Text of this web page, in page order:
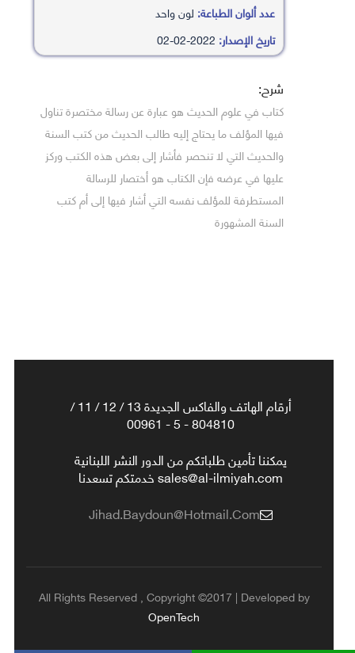
عدد ألوان الطباعة: لون واحد
تاريخ الإصدار:
شرح:
كتاب في علوم الحديث هو عبارة عن رسالة مختصرة تناول
فيها المؤلف ما يحتاج إليه طالب الحديث من كتب السنة
والحديث التي لا تنحصر فأشار إلى بعض هذه الكتب وركز
عليها في عرضه فإن الكتاب هو أختصار للرسالة
المستطرفة للمؤلف نفسه التي أشار فيها إلى أم كتب
السنة المشهورة
أرقام الهاتف والفاكس الجديدة 13 / 12 / 11 /
804810 - 5 - 00961
يمكننا تأمين طلباتكم من الدور النشر اللبنانية
sales@al-ilmiyah.com خدمتكم تسعدنا
Jihad.baydoun@hotmail.com
All Rights Reserved , Copyright ©2017 | Developed by
OpenTech